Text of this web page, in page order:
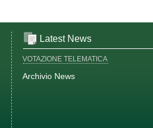
Latest News
VOTAZIONE TELEMATICA
Archivio News